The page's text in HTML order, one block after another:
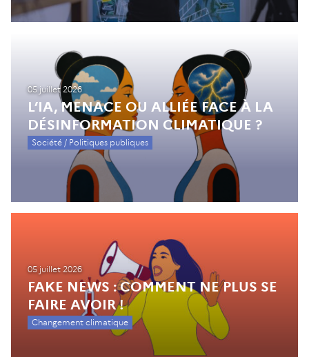
Société / Politiques publiques
L’IA, MENACE OU ALLIÉE FACE À LA
DÉSINFORMATION CLIMATIQUE ?
05 juillet 2026
Changement climatique
FAKE NEWS : COMMENT NE PLUS SE
FAIRE AVOIR !
05 juillet 2026